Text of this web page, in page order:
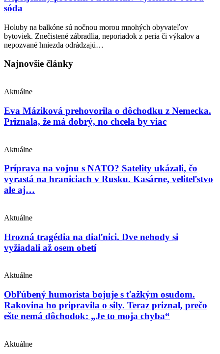
sóda
Holuby na balkóne sú nočnou morou mnohých obyvateľov
bytoviek. Znečistené zábradlia, neporiadok z peria či výkalov a
nepozvané hniezda odrádzajú…
Najnovšie články
Aktuálne
Eva Máziková prehovorila o dôchodku z Nemecka.
Priznala, že má dobrý, no chcela by viac
Aktuálne
Príprava na vojnu s NATO? Satelity ukázali, čo
vyrastá na hraniciach v Rusku. Kasárne, veliteľstvo
ale aj…
Aktuálne
Hrozná tragédia na diaľnici. Dve nehody si
vyžiadali až osem obetí
Aktuálne
Obľúbený humorista bojuje s ťažkým osudom.
Rakovina ho pripravila o sily. Teraz priznal, prečo
ešte nemá dôchodok: „Je to moja chyba“
Aktuálne